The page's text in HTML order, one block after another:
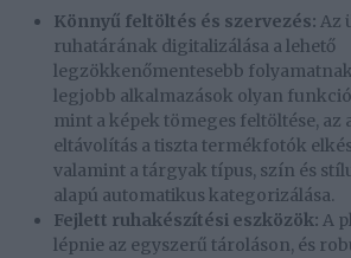
Könnyű feltöltés és szervezés: Az
ruhatárának digitalizálása a lehető
legzökkenőmentesebb
legjobb alkalmazások olyan
mint a képek tömeges feltöltése, az
eltávolítás a tiszta termékfotók
valamint a tárgyak típus, szín és
alapú automatikus kategorizálása.
Fejlett ruhakészítési eszközök: A
lépnie az egyszerű tároláson, és